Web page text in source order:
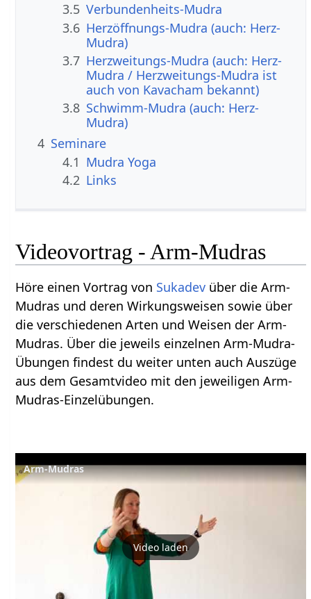
3.5 Verbundenheits-Mudra
3.6 Herzöffnungs-Mudra (auch: Herz-
Mudra)
3.7 Herzweitungs-Mudra (auch: Herz-
Mudra / Herzweitungs-Mudra ist
auch von Kavacham bekannt)
3.8 Schwimm-Mudra (auch: Herz-
Mudra)
4 Seminare
4.1 Mudra Yoga
4.2 Links
Videovortrag - Arm-Mudras
Höre einen Vortrag von Sukadev über die Arm-
Mudras und deren Wirkungsweisen sowie über
die verschiedenen Arten und Weisen der Arm-
Mudras. Über die jeweils einzelnen Arm-Mudra-
Übungen findest du weiter unten auch Auszüge
aus dem Gesamtvideo mit den jeweiligen Arm-
Mudras-Einzelübungen.
Arm-Mudras
Video laden